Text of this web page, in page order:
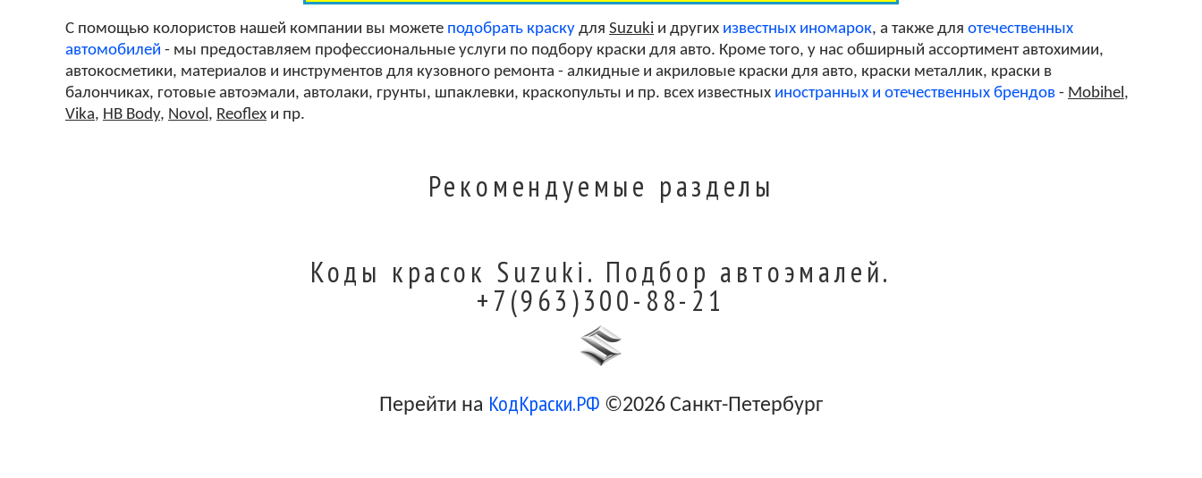
Blue Magenta Metallic Clearcoat Y06
Warm Silver Metallic Clearcoat Y26
Super Graft Metallic Clearcoat
С помощью колористов нашей компании вы можете подобрать краскудля Suzukiи других известных иномарок, а также для отечественных
автомобилей - мы предоставляем профессиональные услуги по подбору краски для авто. Кроме того, у нас обширный ассортимент автохимии,
автокосметики, материалов и инструментов для кузовного ремонта - алкидные и акриловые краски для авто, краски металлик, краски в
балончиках, готовые автоэмали, автолаки, грунты, шпаклевки, краскопульты и пр. всех известных иностранных и отечественных брендов- Mobihel ,
Vika, HB Body, Novol , Reoflexи пр.
Рекомендуемые разделы
Коды красок Suzuki. Подбор автоэмалей.
+7(963)300-88-21
Перейти на КодКраски.РФ ©2026 Санкт-Петербург